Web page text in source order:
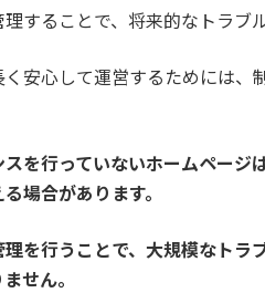
することで、将来的なトラブ
安心して運営するためには
を行っていないホームペー
場合があります。
を行うことで、大規模なト
せん。